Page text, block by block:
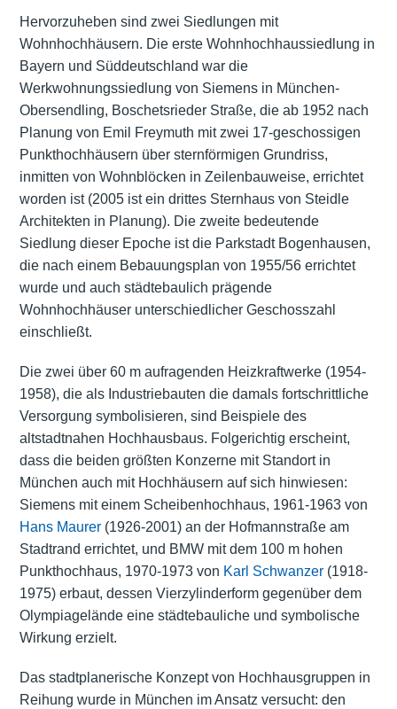
Hervorzuheben sind zwei Siedlungen mit
Wohnhochhäusern. Die erste Wohnhochhaussiedlung in
Bayern und Süddeutschland war die
Werkwohnungssiedlung von Siemens in München-
Obersendling, Boschetsrieder Straße, die ab 1952 nach
Planung von Emil Freymuth mit zwei 17-geschossigen
Punkthochhäusern über sternförmigen Grundriss,
inmitten von Wohnblöcken in Zeilenbauweise, errichtet
worden ist (2005 ist ein drittes Sternhaus von Steidle
Architekten in Planung). Die zweite bedeutende
Siedlung dieser Epoche ist die Parkstadt Bogenhausen,
die nach einem Bebauungsplan von 1955/56 errichtet
wurde und auch städtebaulich prägende
Wohnhochhäuser unterschiedlicher Geschosszahl
einschließt.
Die zwei über 60 m aufragenden Heizkraftwerke (1954-
1958), die als Industriebauten die damals fortschrittliche
Versorgung symbolisieren, sind Beispiele des
altstadtnahen Hochhausbaus. Folgerichtig erscheint,
dass die beiden größten Konzerne mit Standort in
München auch mit Hochhäusern auf sich hinwiesen:
Siemens mit einem Scheibenhochhaus, 1961-1963 von
Hans Maurer(1926-2001) an der Hofmannstraße am
Stadtrand errichtet, und BMW mit dem 100 m hohen
Punkthochhaus, 1970-1973 von Karl Schwanzer(1918-
1975) erbaut, dessen Vierzylinderform gegenüber dem
Olympiagelände eine städtebauliche und symbolische
Wirkung erzielt.
Das stadtplanerische Konzept von Hochhausgruppen in
Reihung wurde in München im Ansatz versucht: den